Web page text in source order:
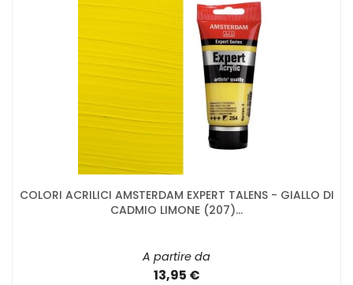
COLORI ACRILICI AMSTERDAM EXPERT TALENS - GIALLO DI
CADMIO LIMONE (207)...
A partire da
13,95 €